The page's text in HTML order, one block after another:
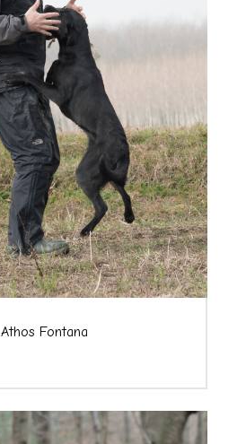
Athos Fontana